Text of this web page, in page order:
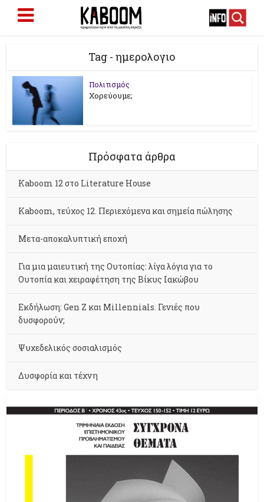
Tag - ημερολογιο
Πολιτισμός
Χορεύουμε;
Πρόσφατα άρθρα
Kaboom 12 στο Literature House
Kaboom, τεύχος 12. Περιεχόμενα και σημεία πώλησης
Μετα-αποκαλυπτική εποχή
Για μια μαιευτική της Ουτοπίας: λίγα λόγια για το
Ουτοπία και χειραφέτηση της Βίκυς Ιακώβου
Εκδήλωση: Gen Z και Millennials. Γενιές που
δυσφορούν;
Ψυχεδελικός σοσιαλισμός
Δυσφορία και τέχνη